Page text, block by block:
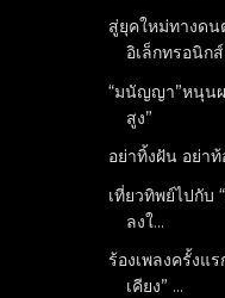
สู่ยุคใหม่ทางด
อิเล็กทรอนิกส์
“มนัญญา”หนุน
สูง”
อย่าทิ้งฝัน อย่า
เที่ยวทิพย์ไปกับ
ลงใ...
ร้องเพลงครั้งแ
เคียง” ...